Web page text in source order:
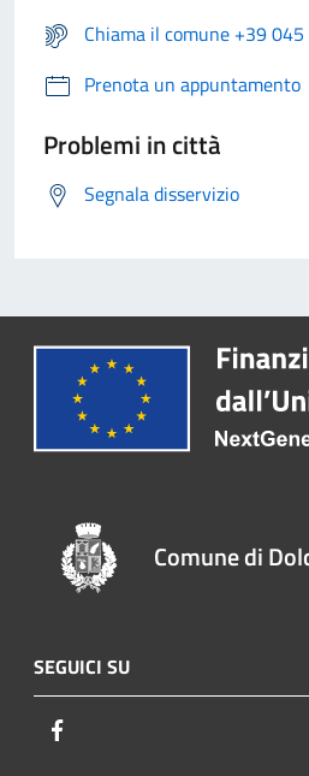
Chiama il comune +39
Prenota un appuntamento
Problemi in città
Segnala disservizio
Comune di
SEGUICI SU